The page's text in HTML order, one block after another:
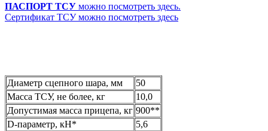
ПАСПОРТ ТСУ можно посмотреть здесь.
Сертификат ТСУ можно посмотреть здесь
Диаметр сцепного шара, мм
50
Масса ТСУ, не более, кг
10,0
Допустимая масса прицепа, кг 900**
D-параметр, кН*
5,6